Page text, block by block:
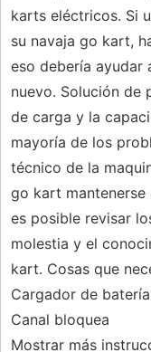
karts eléctricos. Si
su navaja go kart,
eso debería ayudar
nuevo. Solución de
de carga y la
mayoría de los
técnico de la
go kart mantenerse
es posible revisar
molestia y el
kart. Cosas que
Cargador de batería
Canal bloquea
Mostrar más